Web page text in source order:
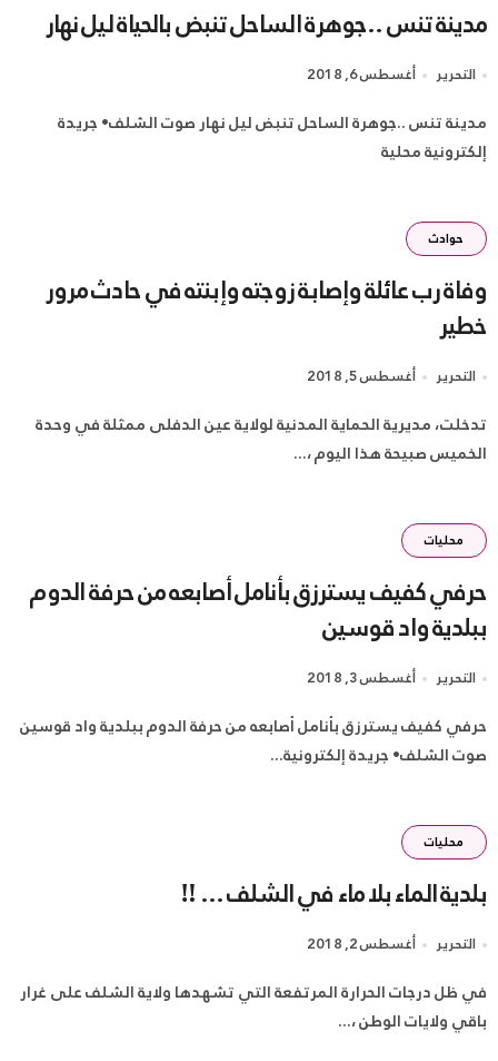
مدينة تنس ..جوهرة الساحل تنبض بالحياة ليل نهار
التحرير أغسطس 6, 2018
مدينة تنس ..جوهرة الساحل تنبض ليل نهار صوت الشلف• جريدة
إلكترونية محلية
حوادث
وفاة رب عائلة وإصابة زوجته وإبنته في حادث مرور
خطير
التحرير أغسطس 5, 2018
تدخلت، مديرية الحماية المدنية لولاية عين الدفلى ممثلة في وحدة
الخميس صبيحة هذا اليوم ،...
محليات
حرفي كفيف يسترزق بأنامل أصابعه من حرفة الدوم
ببلدية واد قوسين
التحرير أغسطس 3, 2018
حرفي كفيف يسترزق بأنامل أصابعه من حرفة الدوم ببلدية واد قوسين
صوت الشلف• جريدة إلكترونية...
محليات
بلدية الماء بلا ماء في الشلف … ‼
التحرير أغسطس 2, 2018
في ظل درجات الحرارة المرتفعة التي تشهدها ولاية الشلف على غرار
باقي ولايات الوطن ،...